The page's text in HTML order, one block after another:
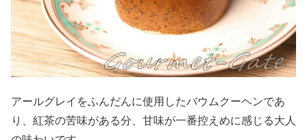
アールグレイをふんだんに使用したバウムクーヘンであ
り、紅茶の苦味がある分、甘味が一番控えめに感じる大人